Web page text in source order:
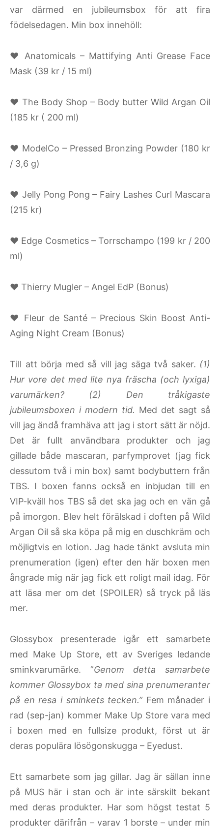
var därmed en jubileumsbox för att fira
födelsedagen. Min box innehöll:
♥ Anatomicals – Mattifying Anti Grease Face
Mask (39 kr / 15 ml)
♥ The Body Shop – Body butter Wild Argan Oil
(185 kr ( 200 ml)
♥ ModelCo – Pressed Bronzing Powder (180 kr
/ 3,6 g)
♥ Jelly Pong Pong – Fairy Lashes Curl Mascara
(215 kr)
♥ Edge Cosmetics – Torrschampo (199 kr / 200
ml)
♥ Thierry Mugler – Angel EdP (Bonus)
♥ Fleur de Santé – Precious Skin Boost Anti-
Aging Night Cream (Bonus)
Till att börja med så vill jag säga två saker. (1)
Hur vore det med lite nya fräscha (och lyxiga)
varumärken? (2) Den tråkigaste
jubileumsboxen i modern tid. Med det sagt så
vill jag ändå framhäva att jag i stort sätt är nöjd.
Det är fullt användbara produkter och jag
gillade både mascaran, parfymprovet (jag fick
dessutom två i min box) samt bodybuttern från
TBS. I boxen fanns också en inbjudan till en
VIP-kväll hos TBS så det ska jag och en vän gå
på imorgon. Blev helt förälskad i doften på Wild
Argan Oil så ska köpa på mig en duschkräm och
möjligtvis en lotion. Jag hade tänkt avsluta min
prenumeration (igen) efter den här boxen men
ångrade mig när jag fick ett roligt mail idag. För
att läsa mer om det (SPOILER) så tryck på läs
mer.
Glossybox presenterade igår ett samarbete
med Make Up Store, ett av Sveriges ledande
sminkvarumärke. ”Genom detta samarbete
kommer Glossybox ta med sina prenumeranter
på en resa i sminkets tecken.”Fem månader i
rad (sep-jan) kommer Make Up Store vara med
i boxen med en fullsize produkt, först ut är
deras populära lösögonskugga – Eyedust.
Ett samarbete som jag gillar. Jag är sällan inne
på MUS här i stan och är inte särskilt bekant
med deras produkter. Har som högst testat 5
produkter därifrån – varav 1 borste – under min